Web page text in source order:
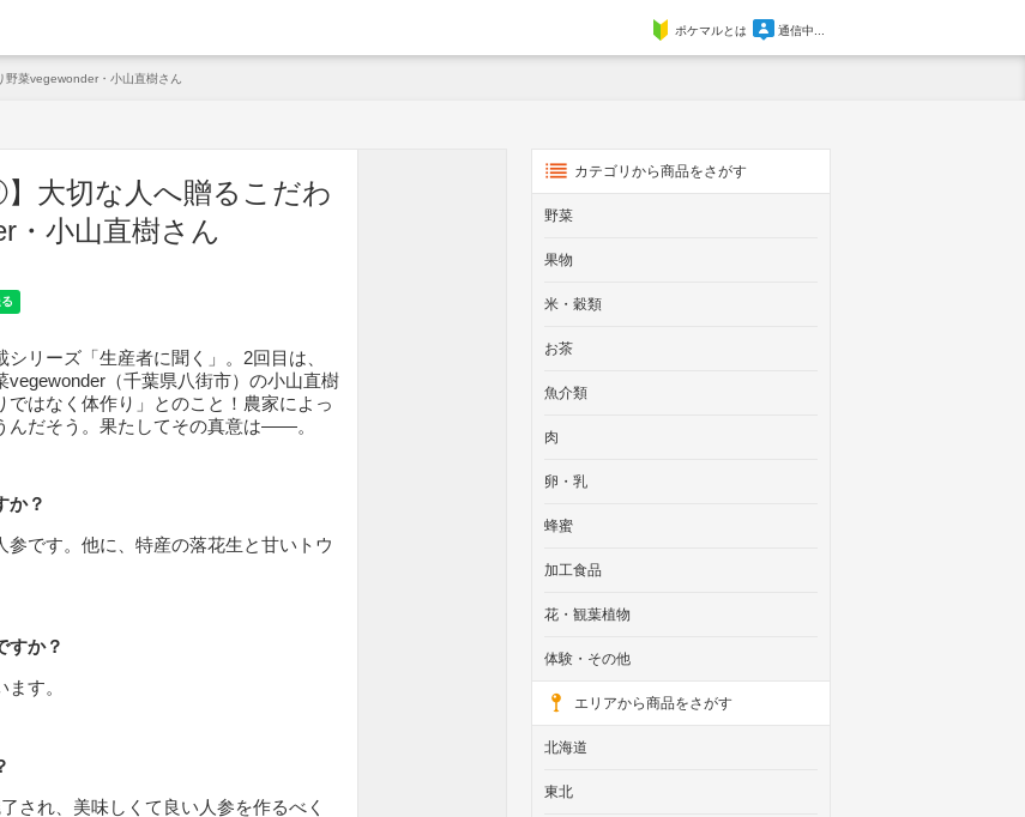
ポケマルとは 通信中...
菜vegewonder・小山直樹さん
】大切な人へ贈るこだわ
・小山直樹さん
リーズ「生産者に聞く」。2回目は、
vegewonder（千葉県八街市）の小山直樹
ではなく体作り」とのこと！農家によっ
んだそう。果たしてその真意は――。
か？
です。他に、特産の落花生と甘いトウ
か？
す。
され、美味しくて良い人参を作るべく
カテゴリから商品をさがす
野菜
果物
米・穀類
お茶
魚介類
肉
卵・乳
蜂蜜
加工食品
花・観葉植物
体験・その他
エリアから商品をさがす
北海道
東北